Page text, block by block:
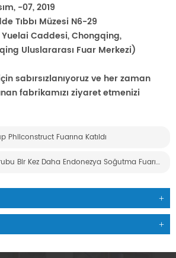
-07, 2019
Tıbbı Müzesi N6-29
Caddesi, Chongqing,
Uluslararası Fuar Merkezi)
sabırsızlanıyoruz ve her zaman
fabrikamızı ziyaret etmenizi
Philconstruct Fuarına Katıldı
H.stars Grubu Bir Kez Daha Endonezya Soğutma Fuarına Başarıyla Katıldı